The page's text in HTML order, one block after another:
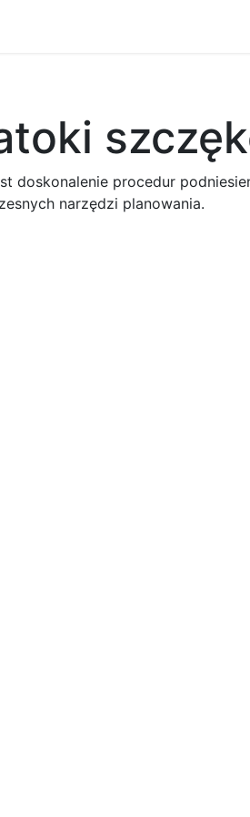
doskonalenie procedur
narzędzi planowania.